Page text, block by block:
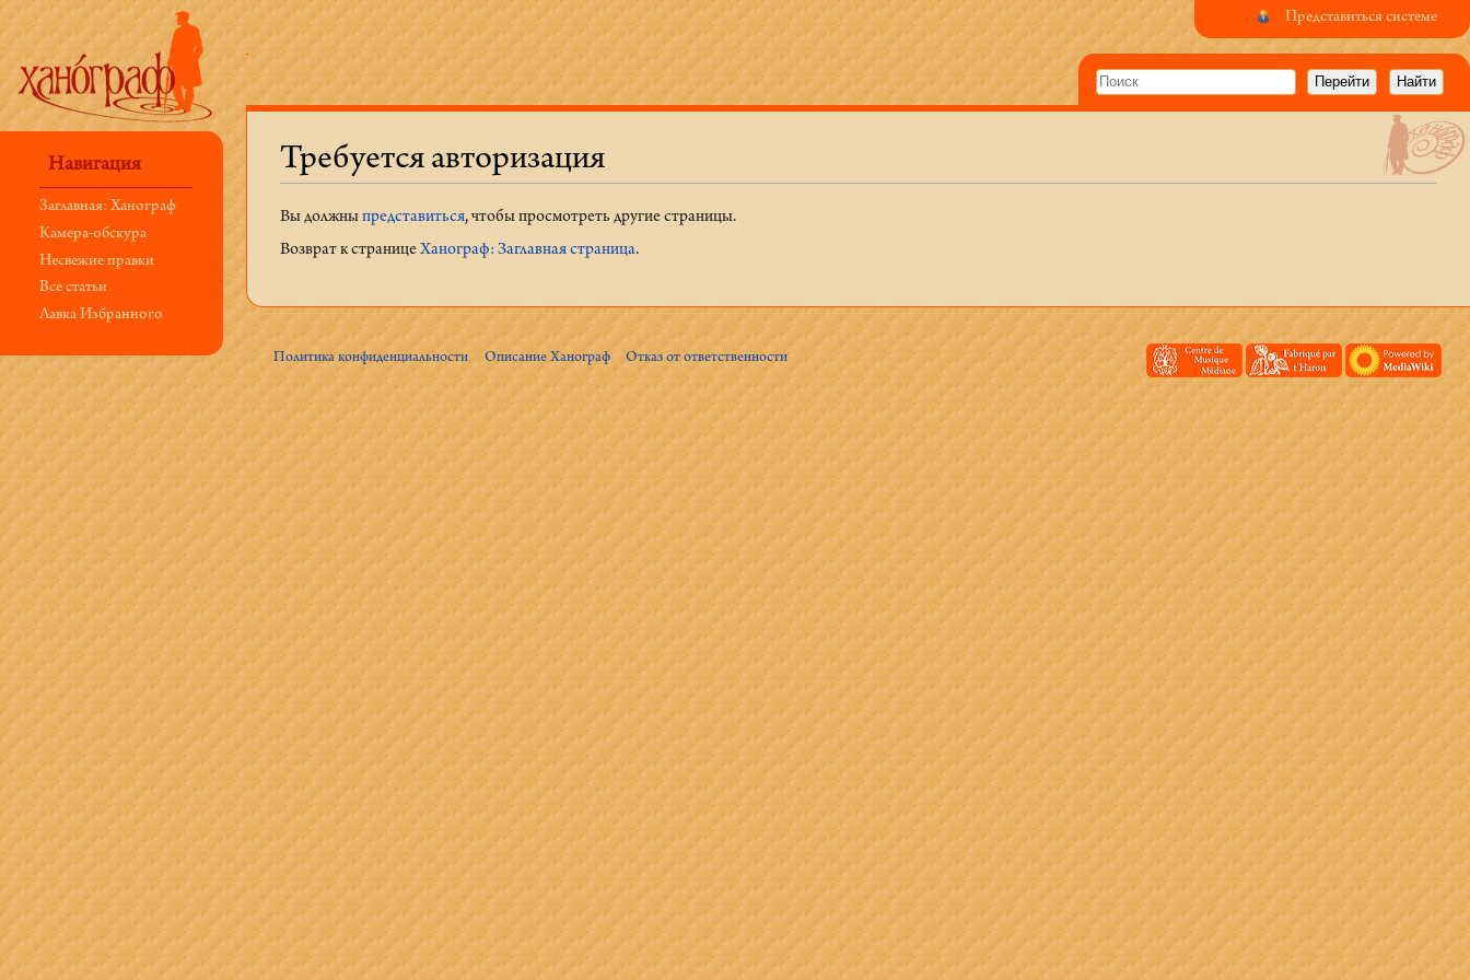
Требуется авторизация
Вы должныпредставиться, чтобы просмотреть другие страницы.
Возврат к страницеХанограф: Заглавная страница.
Представиться системе
Навигация
Заглавная: Ханограф
Камера-обскура
Несвежие правки
Все статьи
Лавка Избранного
Политика конфиденциальности Описание Ханограф Отказ от ответственности